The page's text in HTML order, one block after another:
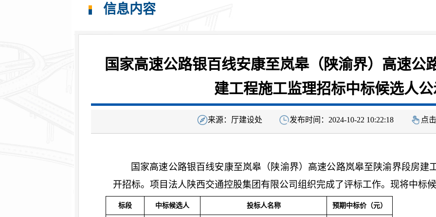
信息内容
国家高速公路银百线安康至岚皋（陕渝界）高速公
建工程施工监理招标中标候选人公
来源： 厅建设处 发布时间： 2024-10-22 10:22:18 点
国家高速公路银百线安康至岚皋（陕渝界）高速公路岚皋至陕渝界段房建
开招标。项目法人陕西交通控股集团有限公司组织完成了评标工作。现将中标
标段 中标候选人 投标人名称 预期中标价（元）